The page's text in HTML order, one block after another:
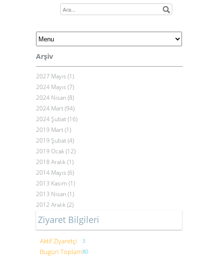
Arşiv
2027 Mayıs (1)
2024 Mayıs (7)
2024 Nisan (8)
2024 Mart (94)
2024 Şubat (16)
2019 Mart (1)
2019 Şubat (4)
2019 Ocak (12)
2018 Aralık (1)
2014 Mayıs (6)
2013 Kasım (1)
2013 Nisan (1)
2012 Aralık (2)
Ziyaret Bilgileri
Aktif Ziyaretçi 3
Bugün Toplam80